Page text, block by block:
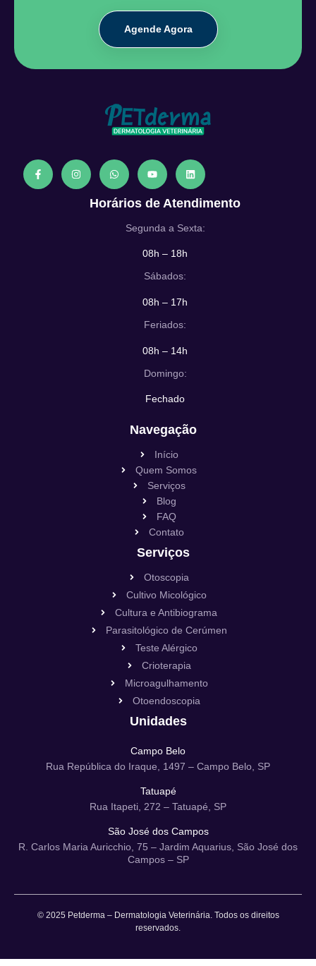
Agende Agora
Horários de Atendimento
Segunda a Sexta:
08h – 18h
Sábados:
08h – 17h
Feriados:
08h – 14h
Domingo:
Fechado
Navegação
Início
Quem Somos
Serviços
Blog
FAQ
Contato
Serviços
Otoscopia
Cultivo Micológico
Cultura e Antibiograma
Parasitológico de Cerúmen
Teste Alérgico
Crioterapia
Microagulhamento
Otoendoscopia
Unidades
Campo Belo
Rua República do Iraque, 1497 – Campo Belo, SP
Tatuapé
Rua Itapeti, 272 – Tatuapé, SP
São José dos Campos
R. Carlos Maria Auricchio, 75 – Jardim Aquarius, São José dos
Campos – SP
© 2025 Petderma – Dermatologia Veterinária. Todos os direitos
reservados.